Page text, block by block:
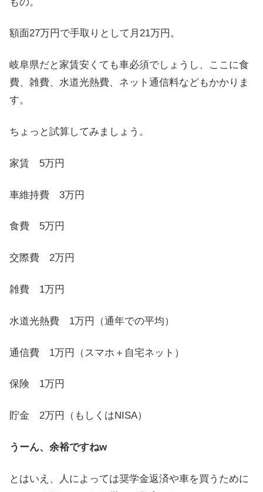
額面27万円で手取りとして月21万円。
岐阜県だと家賃安くても車必須でしょうし、ここに食
費、雑費、水道光熱費、ネット通信料などもかかりま
す。
ちょっと試算してみましょう。
家賃 5万円
車維持費 3万円
食費 5万円
交際費 2万円
雑費 1万円
水道光熱費 1万円（通年での平均）
通信費 1万円（スマホ＋自宅ネット）
保険 1万円
貯金 2万円（もしくはNISA）
うーん、余裕ですねw
とはいえ、人によっては奨学金返済や車を買うために